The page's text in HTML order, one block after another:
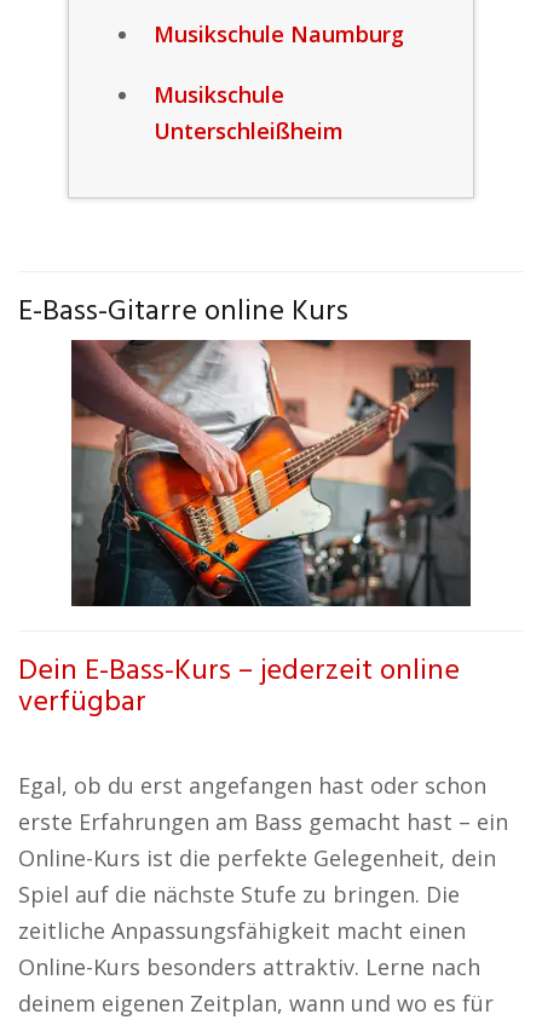
Musikschule Naumburg
Musikschule
Unterschleißheim
E-Bass-Gitarre online Kurs
Dein E-Bass-Kurs – jederzeit online
verfügbar
Egal, ob du erst angefangen hast oder schon
erste Erfahrungen am Bass gemacht hast – ein
Online-Kurs ist die perfekte Gelegenheit, dein
Spiel auf die nächste Stufe zu bringen. Die
zeitliche Anpassungsfähigkeit macht einen
Online-Kurs besonders attraktiv. Lerne nach
deinem eigenen Zeitplan, wann und wo es für